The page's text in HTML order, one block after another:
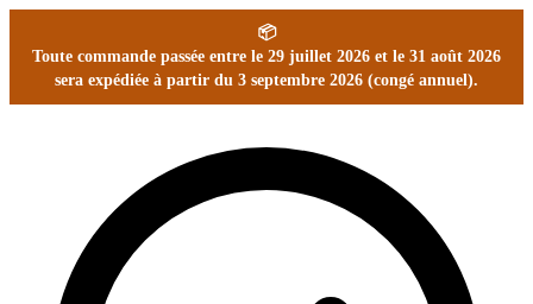
📦
Toute commande passée entre le 29 juillet 2026 et le 31 août 2026
sera expédiée à partir du 3 septembre 2026 (congé annuel).